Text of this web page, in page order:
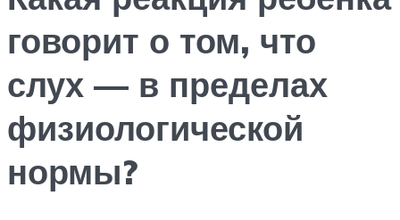
говорит о том, что
слух — в пределах
физиологической
нормы?